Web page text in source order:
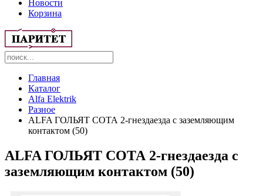
Новости
Корзина
Главная
Каталог
Alfa Elektrik
Разное
ALFA ГОЛЬЯТ СОТА 2-гнездаезда с заземляющим
контактом (50)
ALFA ГОЛЬЯТ СОТА 2-гнездаезда с
заземляющим контактом (50)